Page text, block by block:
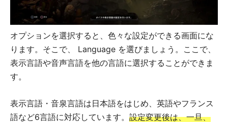
オプションを選択すると、色々な設定ができる画面にな
ります。そこで、 Language を選びましょう。ここで、
表示言語や音声言語を他の言語に選択することができま
す。
表示言語・音泉言語は日本語をはじめ、英語やフランス
語など6言語に対応しています。 設定変更後は、一旦、